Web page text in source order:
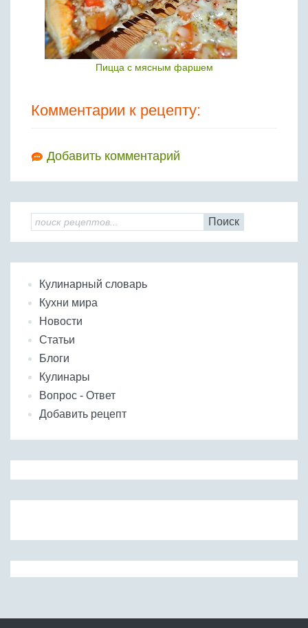
Пицца с мясным фаршем
Комментарии к рецепту:
Добавить комментарий
Поиск
Кулинарный словарь
Кухни мира
Новости
Статьи
Блоги
Кулинары
Вопрос - Ответ
Добавить рецепт